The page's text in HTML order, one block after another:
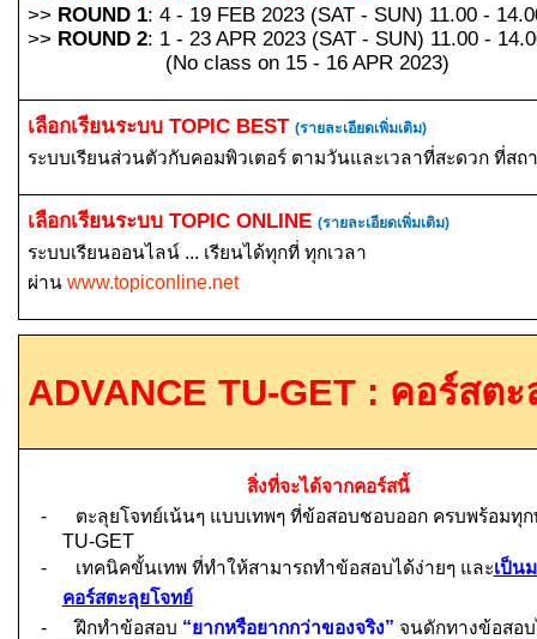
>> ROUND 1: 4 - 19 FEB 2023 (SAT - SUN) 11.00 -
>> ROUND 2: 1 - 23 APR 2023 (SAT - SUN) 11.00 -
(No class on 15 - 16 APR 2023)
เลือกเรียนระบบTOPIC BEST (รายละเอียดเพิ่มเติม)
ระบบเรียนส่วนตัวกับคอมพิวเตอร์ ตามวันและเวลาที่สะดวก ที่สถ
เลือกเรียนระบบTOPIC ONLINE (รายละเอียดเพิ่มเติม)
ระบบเรียนออนไลน์ ... เรียนได้ทุกที่ ทุกเวลา
ผ่านwww.topiconline.net
ADVANCE TU-GET : คอร์สตะ
สิ่งที่จะได้จากคอร์สนี้
-
ตะลุยโจทย์เน้นๆ แบบเทพๆ ที่ข้อสอบชอบออก ครบพร้อมทุ
TU-GET
-
เทคนิคขั้นเทพ ที่ทำให้สามารถทำข้อสอบได้ง่ายๆ และเป็น
คอร์สตะลุยโจทย์
-
ฝึกทำข้อสอบ “ยากหรือยากกว่าของจริง” จนดักทางข้อสอ